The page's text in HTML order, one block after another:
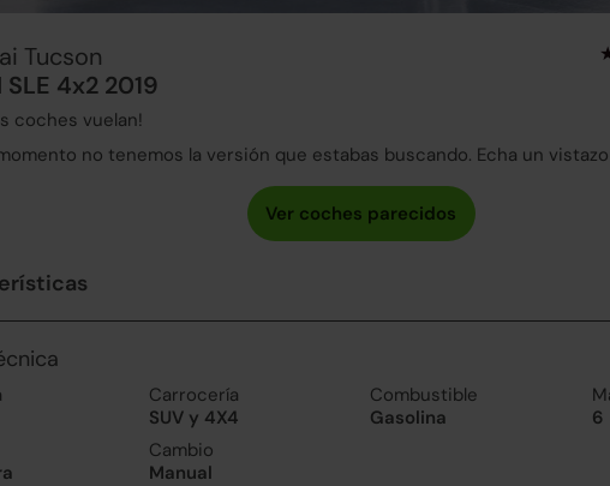
Tucson
SLE 4x2 2019
coches vuelan!
no tenemos la versión que estabas buscando. Echa un
Carrocería
SUV y 4X4
Combustible
Gasolina
6
Cambio
Manual